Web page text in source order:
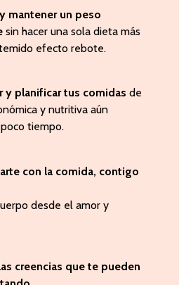
mantener un peso
sin hacer una sola dieta más
efecto rebote.
y planificar tus comidas de
y nutritiva aún
tiempo.
con la comida, contigo
desde el amor y
creencias que te pueden